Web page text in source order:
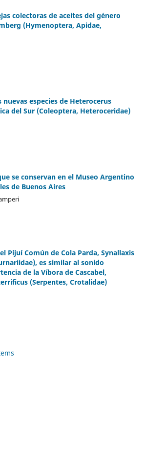
colectoras de aceites del género
(Hymenoptera, Apidae,
nuevas especies de Heterocerus
del Sur (Coleoptera, Heteroceridae)
se conservan en el Museo Argentino
de Buenos Aires
Pijuí Común de Cola Parda, Synallaxis
es similar al sonido
de la Víbora de Cascabel,
(Serpentes, Crotalidae)